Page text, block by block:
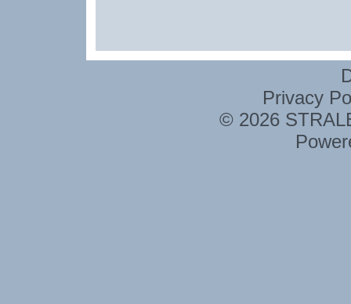
Privacy
© 2026